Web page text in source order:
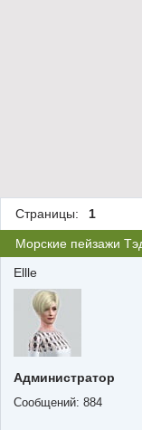
Страницы: 1
Морские пейзажи
Ellle
Администратор
Сообщений: 884